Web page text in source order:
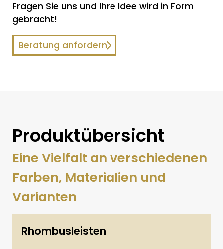
Fragen Sie uns und Ihre Idee wird in Form
gebracht!
Beratung anfordern
Produktübersicht
Eine Vielfalt an verschiedenen
Farben, Materialien und
Varianten
Rhombusleisten